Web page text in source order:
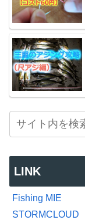
LINK
Fishing MIE
STORMCLOUD